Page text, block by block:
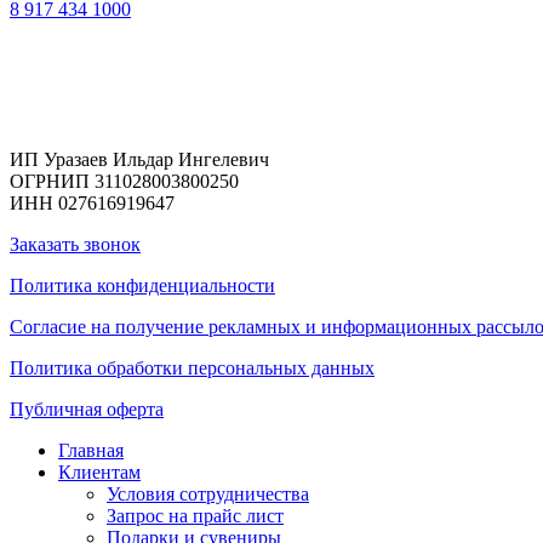
8 917 434 1000
ИП Уразаев Ильдар Ингелевич
ОГРНИП 311028003800250
ИНН 027616919647
Заказать звонок
Политика конфиденциальности
Согласие на получение рекламных и информационных
Политика обработки персональных данных
Публичная оферта
Главная
Клиентам
Условия сотрудничества
Запрос на прайс лист
Подарки и сувениры